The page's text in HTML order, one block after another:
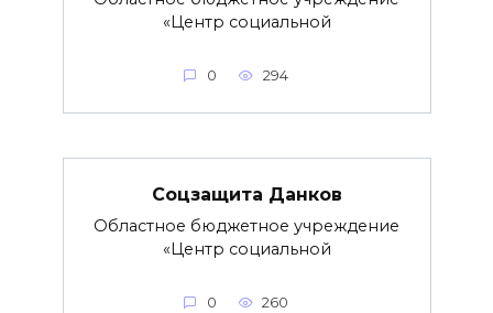
«Центр социальной
0 294
Соцзащита Данков
Областное бюджетное учреждение
«Центр социальной
0 260